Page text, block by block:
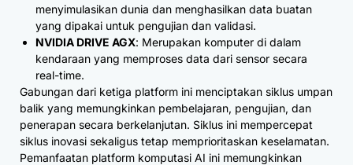
menyimulasikan dunia dan menghasilkan data buatan
yang dipakai untuk pengujian dan validasi.
NVIDIA DRIVE AGX: Merupakan komputer di dalam
kendaraan yang memproses data dari sensor secara
real-time.
Gabungan dari ketiga platform ini menciptakan siklus umpan
balik yang memungkinkan pembelajaran, pengujian, dan
penerapan secara berkelanjutan. Siklus ini mempercepat
siklus inovasi sekaligus tetap memprioritaskan keselamatan.
Pemanfaatan platform komputasi AI ini memungkinkan